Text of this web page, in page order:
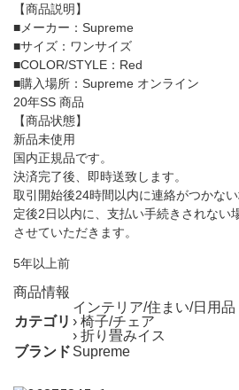
【商品説明】
■メーカー：Supreme
■サイズ：ワンサイズ
■COLOR/STYLE：Red
■購入場所：Supreme オンライン
20年SS 商品
【商品状態】
新品未使用
国内正規品です。
決済完了後、即時送致します。
取引開始後24時間以内に連絡がつかな
定後2日以内に、支払い手続きされない
させていただきます。
5年以上前
商品情報
カテゴリ
インテリア/住まい/日用品
› 椅子/チェア
› 折り畳みイス
ブランド Supreme